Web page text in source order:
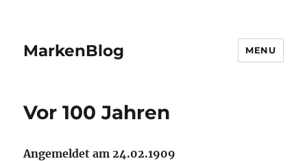
MarkenBlog MENU
Vor 100 Jahren
Angemeldet am 24.02.1909